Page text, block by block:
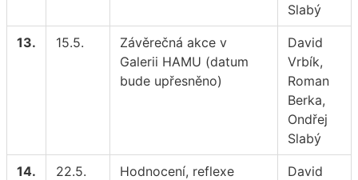
Slabý
13. 15.5.
Závěrečná akce v
Galerii HAMU (datum
bude upřesněno)
David
Vrbík,
Roman
Berka,
Ondřej
Slabý
14. 22.5.
Hodnocení, reflexe
David